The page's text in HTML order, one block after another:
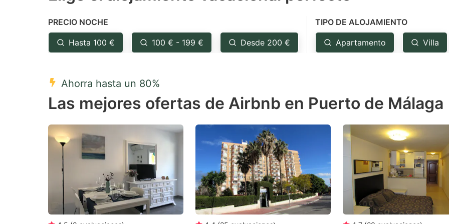
question
mark
key
get
the
keyboard
shortcuts
for
changing
dates.
mark
key
the
for
changing
dates.
PRECIO NOCHE
Hasta 100 € 100 € - 199 € Desde 200 €
TIPO DE ALOJAMIENTO
Apartamento Villa
Ahorra hasta un 80%
Las mejores ofertas de Airbnb en Puerto de Málaga